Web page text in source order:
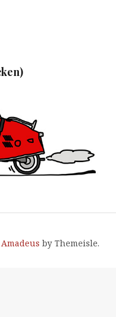
Amadeus by Themeisle.